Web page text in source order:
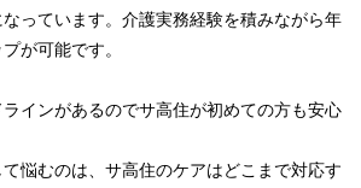
っています。介護実務経験を積みながら年
が可能です。
インがあるのでサ高住が初めての方も安心
悩むのは、サ高住のケアはどこまで対応す